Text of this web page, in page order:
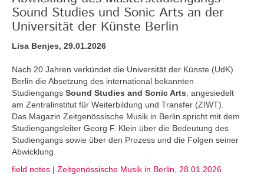
Sound Studies und Sonic Arts an der
Universität der Künste Berlin
Lisa Benjes, 29.01.2026
Nach 20 Jahren verkündet die Universität der Künste (UdK)
Berlin die Absetzung des international bekannten
Studiengangs Sound Studies and Sonic Arts , angesiedelt
am Zentralinstitut für Weiterbildung und Transfer (ZIWT).
Das Magazin Zeitgenössische Musik in Berlin spricht mit dem
Studiengangsleiter Georg F. Klein über die Bedeutung des
Studiengangs sowie über den Prozess und die Folgen seiner
Abwicklung.
field notes | Zeitgenössische Musik in Berlin, 28.01.2026